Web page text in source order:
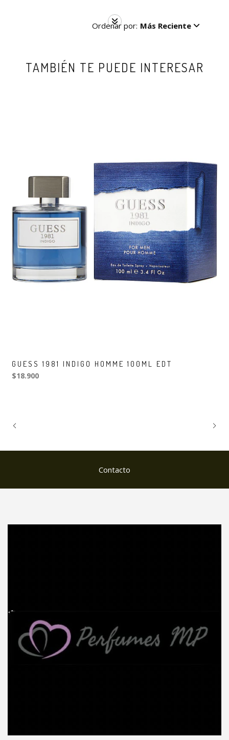
Ordenar por: Más Reciente
TAMBIÉN TE PUEDE INTERESAR
GUESS 1981 INDIGO HOMME 100ML EDT
$18.900
Contacto